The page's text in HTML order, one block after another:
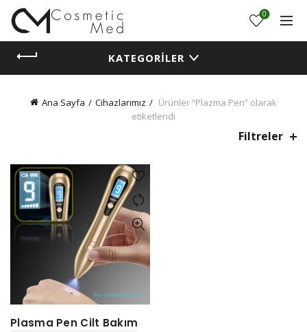
0
KATEGORILER
Ana Sayfa Cihazlarımız
Ürünler “Plazma Pen” olarak
etiketlendi
Filtreler
Plasma Pen Cilt Bakım